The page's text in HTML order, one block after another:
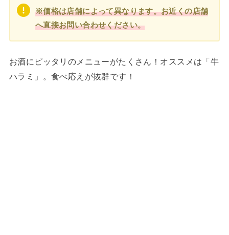
※価格は店舗によって異なります。お近くの店舗
へ直接お問い合わせください。
お酒にピッタリのメニューがたくさん！オススメは「牛
ハラミ」。食べ応えが抜群です！